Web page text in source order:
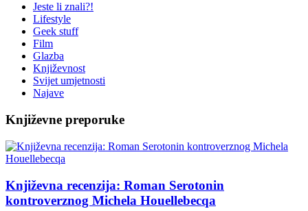
Jeste li znali?!
Lifestyle
Geek stuff
Film
Glazba
Književnost
Svijet umjetnosti
Najave
Književne preporuke
Književna recenzija: Roman Serotonin
kontroverznog Michela Houellebecqa